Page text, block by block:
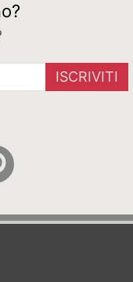
ISCRIVITI